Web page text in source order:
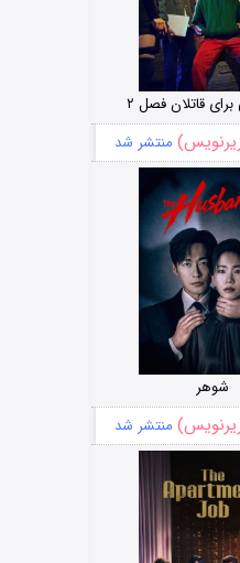
قاتلان فصل ۲
منتشر شد
شوهر
منتشر شد